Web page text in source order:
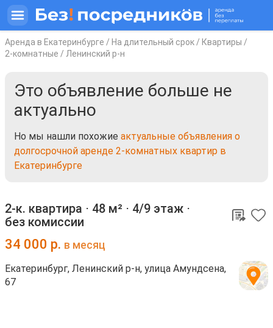
Аренда в Екатеринбурге / На длительный срок / Квартиры /
2-комнатные / Ленинский р-н
Это объявление больше не
актуально
Но мы нашли похожие актуальные объявления о
долгосрочной аренде 2-комнатных квартир в
Екатеринбурге
2-к. квартира ⋅ 48 м² ⋅ 4/9 этаж ⋅
без комиссии
34 000 р. в месяц
Екатеринбург, Ленинский р-н, улица Амундсена,
67